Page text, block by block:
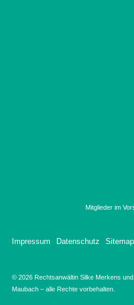
Mitglieder im
Impressum Datenschutz Sitemap
© 2026 Rechtsanwältin Silke Merkens
Maubach – alle Rechte vorbehalten.